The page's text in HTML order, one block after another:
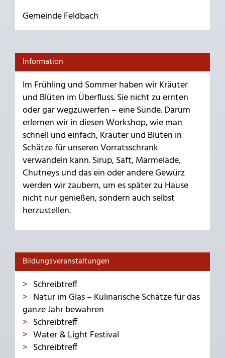
Gemeinde Feldbach
Information
Im Frühling und Sommer haben wir Kräuter
und Blüten im Überfluss. Sie nicht zu ernten
oder gar wegzuwerfen – eine Sünde. Darum
erlernen wir in diesen Workshop, wie man
schnell und einfach, Kräuter und Blüten in
Schätze für unseren Vorratsschrank
verwandeln kann. Sirup, Saft, Marmelade,
Chutneys und das ein oder andere Gewürz
werden wir zaubern, um es später zu Hause
nicht nur genießen, sondern auch selbst
herzustellen.
Bildungsveranstaltungen
Schreibtreff
Natur im Glas – Kulinarische Schätze für das
ganze Jahr bewahren
Schreibtreff
Water & Light Festival
Schreibtreff